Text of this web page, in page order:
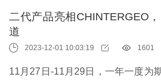
二代产品亮相CHINTERGEO
道
2023-12-01 10:03:19 1601
11月27日-11月29日，一年一度为